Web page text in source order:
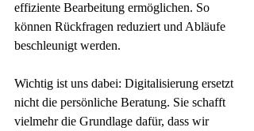
effiziente Bearbeitung ermöglichen. So
können Rückfragen reduziert und Abläufe
beschleunigt werden.
Wichtig ist uns dabei: Digitalisierung ersetzt
nicht die persönliche Beratung. Sie schafft
vielmehr die Grundlage dafür, dass wir